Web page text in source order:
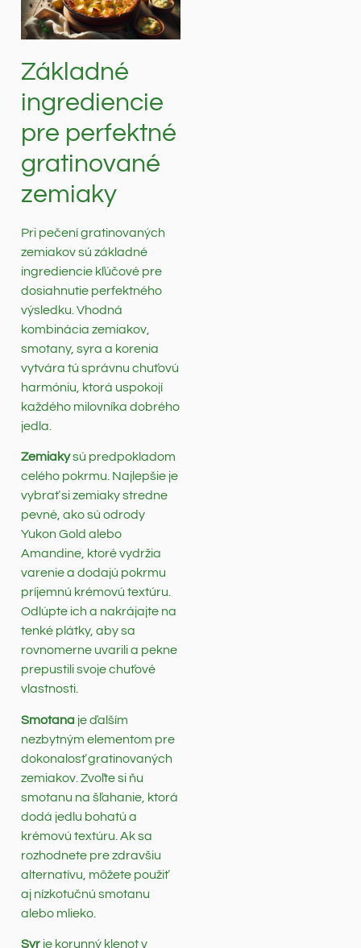
Základné
ingrediencie
pre perfektné
gratinované
zemiaky
Pri pečení gratinovaných
zemiakov sú základné
ingrediencie kľúčové pre
dosiahnutie perfektného
výsledku. Vhodná
kombinácia zemiakov,
smotany, syra a korenia
vytvára tú správnu chuťovú
harmóniu, ktorá uspokojí
každého milovníka dobrého
jedla.
Zemiakysú predpokladom
celého pokrmu. Najlepšie je
vybrať si zemiaky stredne
pevné, ako sú odrody
Yukon Gold alebo
Amandine, ktoré vydržia
varenie a dodajú pokrmu
príjemnú krémovú textúru.
Odlúpte ich a nakrájajte na
tenké plátky, aby sa
rovnomerne uvarili a pekne
prepustili svoje chuťové
vlastnosti.
Smotana je ďalším
nezbytným elementom pre
dokonalosť gratinovaných
zemiakov. Zvoľte si ňu
smotanu na šľahanie, ktorá
dodá jedlu bohatú a
krémovú textúru. Ak sa
rozhodnete pre zdravšiu
alternatívu, môžete použiť
aj nízkotučnú smotanu
alebo mlieko.
Syr je korunný klenot v